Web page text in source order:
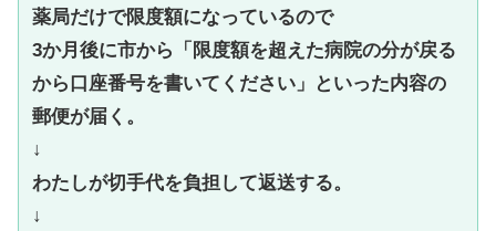
薬局だけで限度額になっているので
3か月後に市から「限度額を超えた病院の分が戻る
から口座番号を書いてください」といった内容の
郵便が届く。
↓
わたしが切手代を負担して返送する。
↓